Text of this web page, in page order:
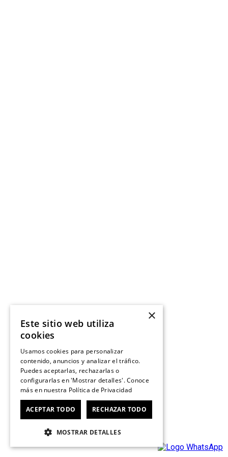
×
Este sitio web utiliza
cookies
Usamos cookies para personalizar
contenido, anuncios y analizar el tráfico.
Puedes aceptarlas, rechazarlas o
configurarlas en 'Mostrar detalles'. Conoce
más en nuestra Política de Privacidad
ACEPTAR TODO RECHAZAR TODO
MOSTRAR DETALLES